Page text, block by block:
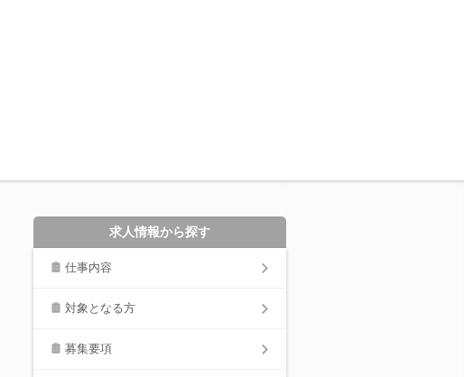
求人情報から探す
仕事内容
対象となる方
募集要項